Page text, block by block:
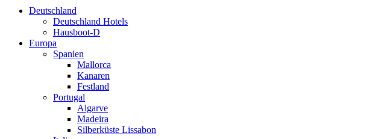
Deutschland
Deutschland Hotels
Hausboot-D
Europa
Spanien
Mallorca
Kanaren
Festland
Portugal
Algarve
Madeira
Silberküste Lissabon